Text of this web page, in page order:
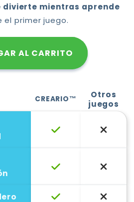
divierte mientras aprende
el primer juego.
AL CARRITO
CREARIO™
Otros
juegos